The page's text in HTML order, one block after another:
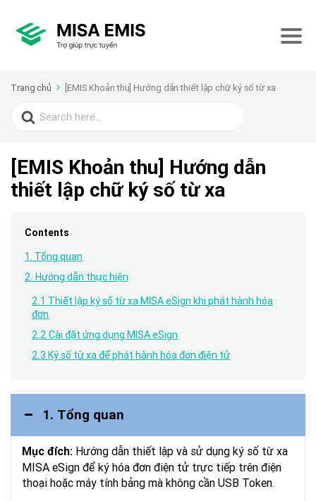
Trang chủ [EMIS Khoản thu] Hướng dẫn thiết lập chữ ký số từ xa
Search
for:
[EMIS Khoản thu] Hướng dẫn
thiết lập chữ ký số từ xa
Contents
1. Tổng quan
2. Hướng dẫn thực hiện
2.1 Thiết lập ký số từ xa MISA eSign khi phát hành hóa
đơn
2.2 Cài đặt ứng dụng MISA eSign
2.3 Ký số từ xa để phát hành hóa đơn điện tử
1. Tổng quan
Mục đích: Hướng dẫn thiết lập và sử dụng ký số từ xa
MISA eSign để ký hóa đơn điện tử trực tiếp trên điện
thoại hoặc máy tính bảng mà không cần USB Token.